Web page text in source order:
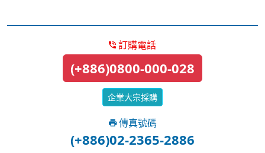
訂購電話
(+886)0800-000-028
企業大宗採購
傳真號碼
(+886)02-2365-2886